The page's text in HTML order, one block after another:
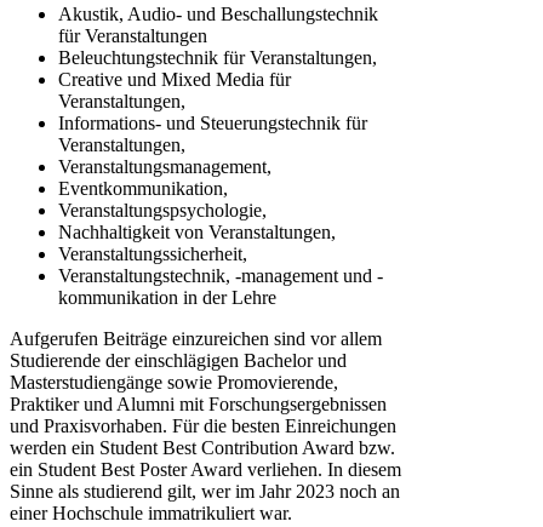
Akustik, Audio- und Beschallungstechnik
für Veranstaltungen
Beleuchtungstechnik für Veranstaltungen,
Creative und Mixed Media für
Veranstaltungen,
Informations- und Steuerungstechnik für
Veranstaltungen,
Veranstaltungsmanagement,
Eventkommunikation,
Veranstaltungspsychologie,
Nachhaltigkeit von Veranstaltungen,
Veranstaltungssicherheit,
Veranstaltungstechnik, -management und -
kommunikation in der Lehre
Aufgerufen Beiträge einzureichen sind vor allem
Studierende der einschlägigen Bachelor und
Masterstudiengänge sowie Promovierende,
Praktiker und Alumni mit Forschungsergebnissen
und Praxisvorhaben. Für die besten Einreichungen
werden ein Student Best Contribution Award bzw.
ein Student Best Poster Award verliehen. In diesem
Sinne als studierend gilt, wer im Jahr 2023 noch an
einer Hochschule immatrikuliert war.